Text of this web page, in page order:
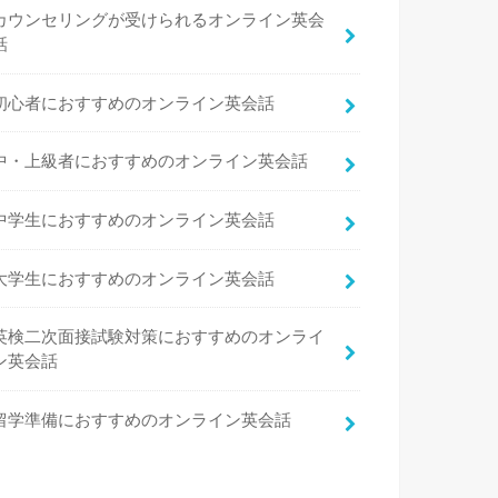
ウンセリングが受けられるオンライン英会
心者におすすめのオンライン英会話
・上級者におすすめのオンライン英会話
学生におすすめのオンライン英会話
学生におすすめのオンライン英会話
検二次面接試験対策におすすめのオンライ
英会話
学準備におすすめのオンライン英会話